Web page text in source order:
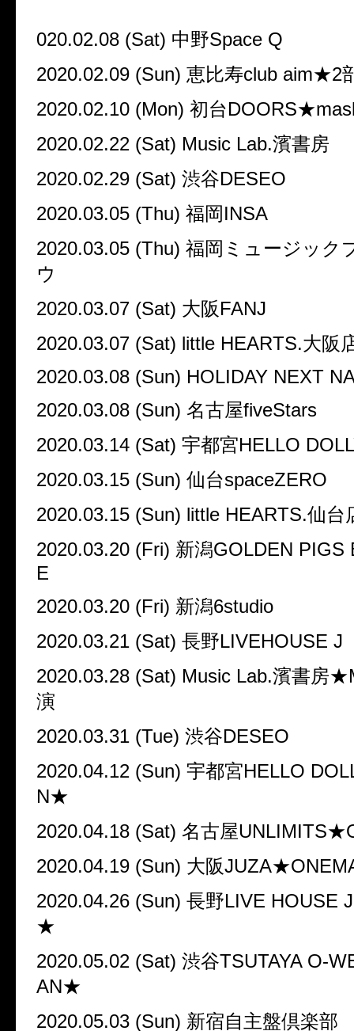
020.02.08 (Sat) 中野Space Q
2020.02.09 (Sun) 恵比寿club aim★2
2020.02.10 (Mon) 初台DOORS★
2020.02.22 (Sat) Music Lab.濱書房
2020.02.29 (Sat) 渋谷DESEO
2020.03.05 (Thu) 福岡 INSA
2020.03.05 (Thu) 福岡ミュージック
ウ
2020.03.07 (Sat) 大阪FANJ
2020.03.07 (Sat) little HEARTS.大阪
2020.03.08 (Sun) HOLIDAY NEXT
2020.03.08 (Sun) 名古屋fiveStars
2020.03.14 (Sat) 宇都宮HELLO
2020.03.15 (Sun) 仙台spaceZERO
2020.03.15 (Sun) little HEARTS.仙台
2020.03.20 (Fri) 新潟GOLDEN PIGS
E
2020.03.20 (Fri) 新潟6studio
2020.03.21 (Sat) 長野LIVEHOUSE J
2020.03.28 (Sat) Music Lab.濱書房★
演
2020.03.31 (Tue) 渋谷DESEO
2020.04.12 (Sun) 宇都宮HELLO
N★
2020.04.18 (Sat) 名古屋UNLIMITS★
2020.04.19 (Sun) 大阪JUZA★
2020.04.26 (Sun) 長野LIVE HOUSE J
★
2020.05.02 (Sat) 渋谷TSUTAYA O-
AN★
2020.05.03 (Sun) 新宿自主盤倶楽部